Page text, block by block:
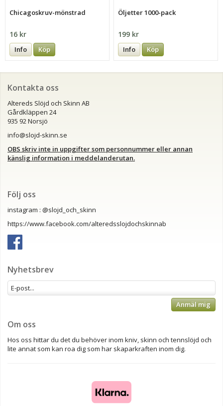
Chicagoskruv-mönstrad
16 kr
Info Köp
Öljetter 1000-pack
199 kr
Info Köp
Kontakta oss
Altereds Slöjd och Skinn AB
Gårdkläppen 24
935 92 Norsjö
info@slojd-skinn.se
OBS skriv inte in uppgifter som personnummer eller annan
känslig information i meddelanderutan.
Följ oss
instagram : @slojd_och_skinn
https://www.facebook.com/alteredsslojdochskinnab
Nyhetsbrev
Anmäl mig
Om oss
Hos oss hittar du det du behöver inom kniv, skinn och tennslöjd och
lite annat som kan roa dig som har skaparkraften inom dig.